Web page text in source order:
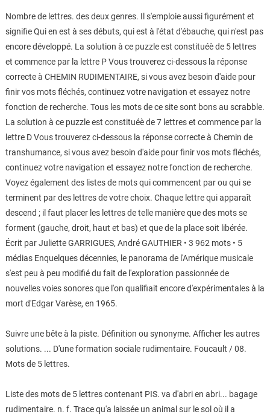
Nombre de lettres. des deux genres. Il s'emploie aussi figurément et
signifie Qui en est à ses débuts, qui est à l'état d'ébauche, qui n'est pas
encore développé. La solution à ce puzzle est constituéè de 5 lettres
et commence par la lettre P Vous trouverez ci-dessous la réponse
correcte à CHEMIN RUDIMENTAIRE, si vous avez besoin d'aide pour
finir vos mots fléchés, continuez votre navigation et essayez notre
fonction de recherche. Tous les mots de ce site sont bons au scrabble.
La solution à ce puzzle est constituéè de 7 lettres et commence par la
lettre D Vous trouverez ci-dessous la réponse correcte à Chemin de
transhumance, si vous avez besoin d'aide pour finir vos mots fléchés,
continuez votre navigation et essayez notre fonction de recherche.
Voyez également des listes de mots qui commencent par ou qui se
terminent par des lettres de votre choix. Chaque lettre qui apparaît
descend ; il faut placer les lettres de telle manière que des mots se
forment (gauche, droit, haut et bas) et que de la place soit libérée.
Écrit par Juliette GARRIGUES, André GAUTHIER • 3 962 mots • 5
médias Enquelques décennies, le panorama de l'Amérique musicale
s'est peu à peu modifié du fait de l'exploration passionnée de
nouvelles voies sonores que l'on qualifiait encore d'expérimentales à la
mort d'Edgar Varèse, en 1965.
Suivre une bête à la piste. Définition ou synonyme. Afficher les autres
solutions. ... D'une formation sociale rudimentaire. Foucault / 08.
Mots de 5 lettres.
Liste des mots de 5 lettres contenant PIS. va d'abri en abri... bagage
rudimentaire. n. f. Trace qu'a laissée un animal sur le sol où il a